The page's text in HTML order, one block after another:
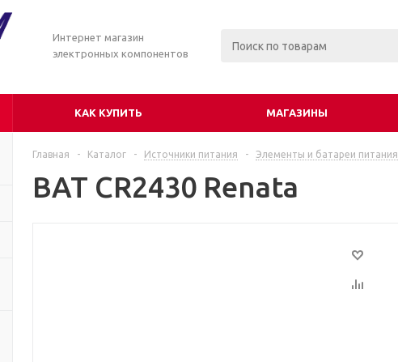
Интернет магазин
электронных компонентов
КАК КУПИТЬ МАГАЗИНЫ
Главная - Каталог - Источники питания - Элементы и батареи питания
BAT CR2430 Renata